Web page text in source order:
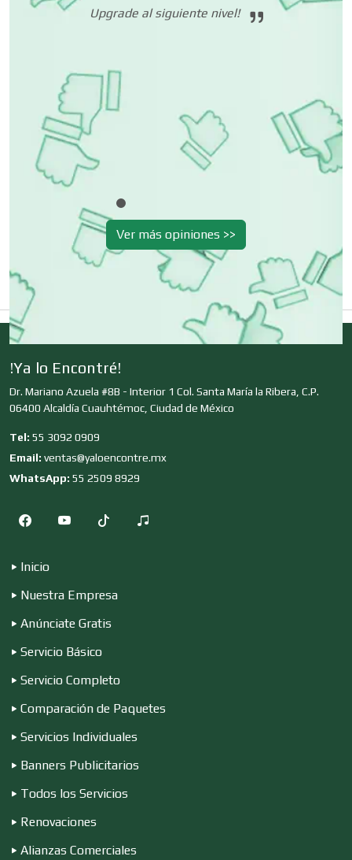
Cerrajerías
Cibercafés
Clínicas de Belleza
Clínicas de Rehabilitación
Clínicas y Hospitales
Cocinas Integrales
Compresores de aire
Conferencias Empresariales
Control de Plagas
Conversiones Automotrices
Upgrade al siguiente nivel!
Ver más opiniones >>
!Ya lo Encontré!
Dr. Mariano Azuela #8B - Interior 1 Col. Santa María la Ribera, C.P.
06400 Alcaldía Cuauhtémoc, Ciudad de México
Tel: 55 3092 0909
Email: ventas@yaloencontre.mx
WhatsApp: 55 2509 8929
Inicio
Nuestra Empresa
Anúnciate Gratis
Servicio Básico
Servicio Completo
Comparación de Paquetes
Servicios Individuales
Banners Publicitarios
Todos los Servicios
Renovaciones
Alianzas Comerciales